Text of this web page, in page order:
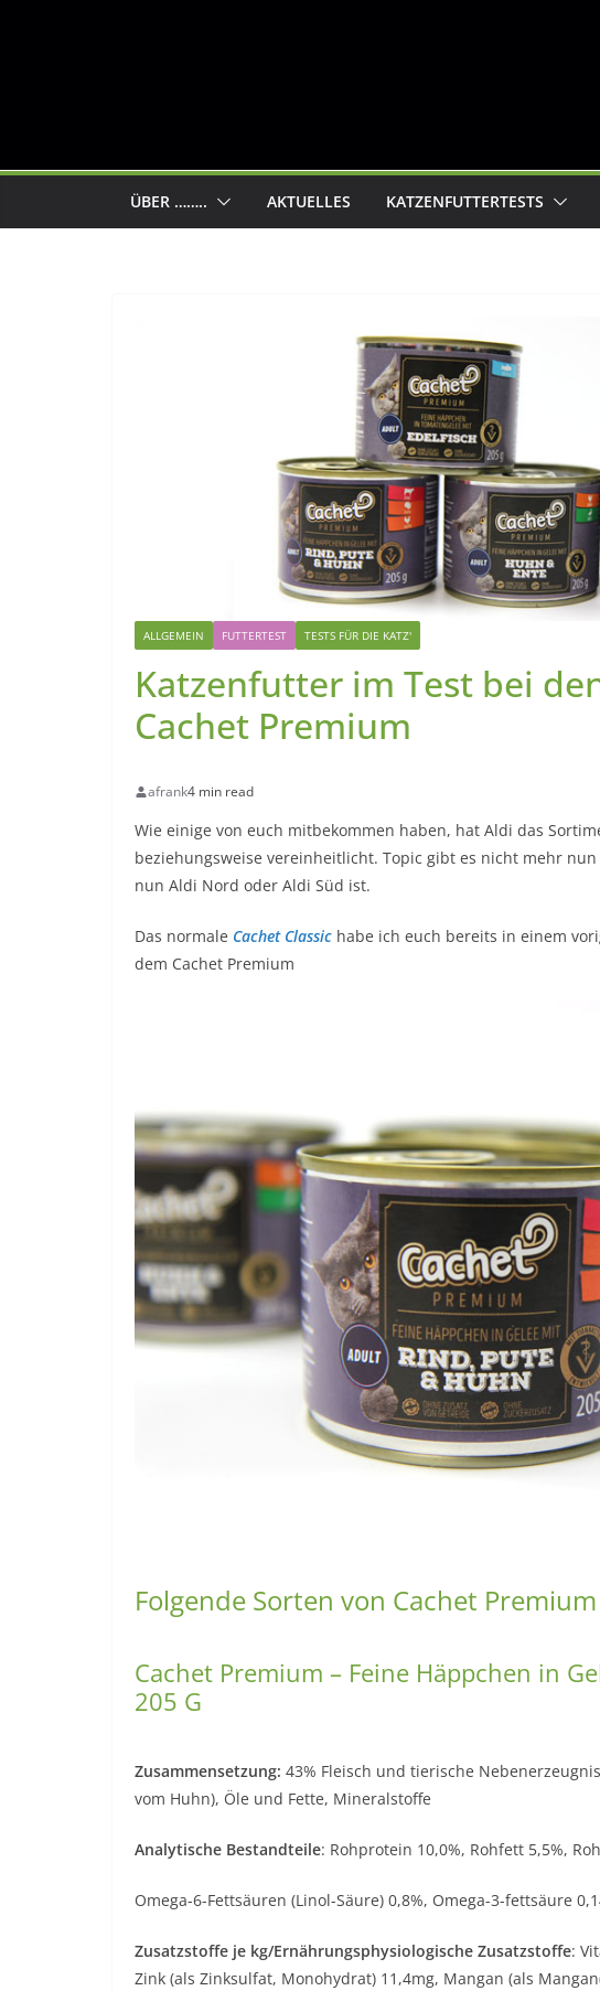
ÜBER …….. AKTUELLES KATZENFUTTERTESTS
ALLGEMEIN FUTTERTEST TESTS FÜR DIE KATZ'
Katzenfutter im Test bei
Cachet Premium
afrank4 min read
Wie einige von euch mitbekommen haben, hat Aldi das
beziehungsweise vereinheitlicht. Topic gibt es nicht mehr
nun Aldi Nord oder Aldi Süd ist.
Das normale Cachet Classic habe ich euch bereits in einem
dem Cachet Premium
Folgende Sorten von Cachet
Cachet Premium – Feine Häppchen in
205 G
Zusammensetzung: 43% Fleisch und tierische
vom Huhn), Öle und Fette, Mineralstoffe
Analytische Bestandteile: Rohprotein 10,0%, Rohfett 5,5%,
Omega-6-Fettsäuren (Linol-Säure) 0,8%, Omega-3-fettsäure
Zusatzstoffe je kg/Ernährungsphysiologische Zusatzstoffe:
Zink (als Zinksulfat, Monohydrat) 11,4mg, Mangan (als